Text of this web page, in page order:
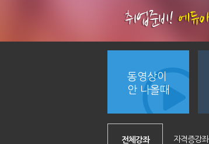
동영상이
안 나올때
전체강좌 자격증강좌